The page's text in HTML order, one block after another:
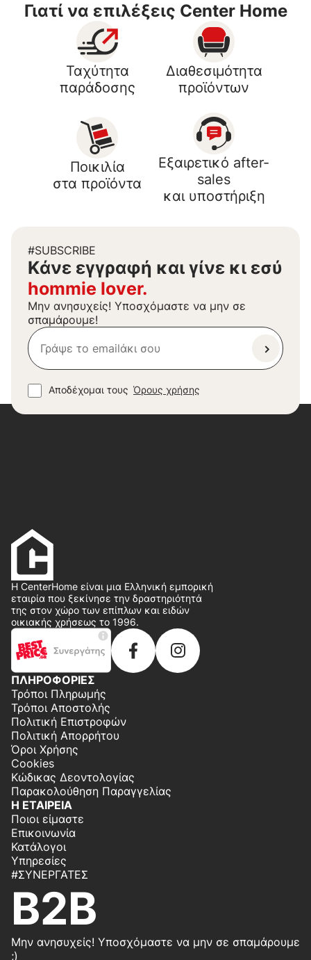
Γιατί να επιλέξεις Center Home
Ταχύτητα
παράδοσης
Διαθεσιμότητα
προϊόντων
Ποικιλία
στα προϊόντα
Εξαιρετικό after-
sales
και υποστήριξη
#SUBSCRIBE
Kάνε εγγραφή και γίνε κι εσύ
hommie lover.
Μην ανησυχείς! Υποσχόμαστε να μην σε
σπαμάρουμε!
Αποδέχομαι τους Όρους χρήσης
Η CenterHome είναι μια Ελληνική εμπορική
εταιρία που ξεκίνησε την δραστηριότητά
της στον χώρο των επίπλων και ειδών
οικιακής χρήσεως το 1996.
ΠΛΗΡΟΦΟΡΙΕΣ
Τρόποι Πληρωμής
Τρόποι Αποστολής
Πολιτική Επιστροφών
Πολιτική Απορρήτου
Όροι Χρήσης
Cookies
Κώδικας Δεοντολογίας
Παρακολούθηση Παραγγελίας
Η ΕΤΑΙΡΕΙΑ
Ποιοι είμαστε
Επικοινωνία
Κατάλογοι
Υπηρεσίες
#ΣΥΝΕΡΓΆΤΕΣ
B2B
Μην ανησυχείς! Υποσχόμαστε να μην σε σπαμάρουμε
;)